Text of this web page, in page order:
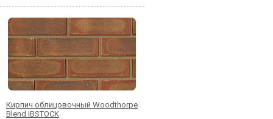
Кирпич облицовочный Woodthorpe
Blend IBSTOCK